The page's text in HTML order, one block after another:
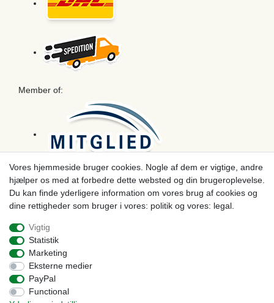
Member of:
Betaling
Vores hjemmeside bruger cookies. Nogle af dem er vigtige, andre
hjælper os med at forbedre dette websted og din brugeroplevelse.
Du kan finde yderligere information om vores brug af cookies og
dine rettigheder som bruger i vores: politik og vores: legal.
Vigtig
Statistik
Marketing
Eksterne medier
PayPal
Functional